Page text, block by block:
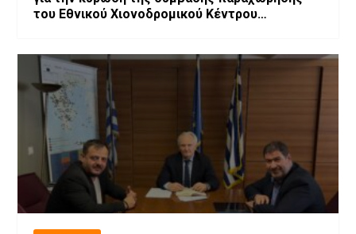
του Εθνικού Χιονοδρομικού Κέντρου